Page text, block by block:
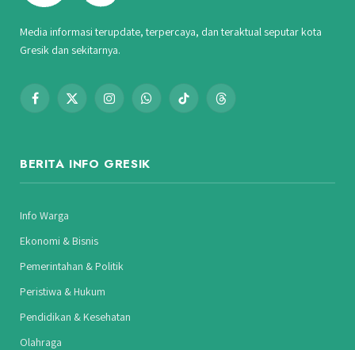
Media informasi terupdate, terpercaya, dan teraktual seputar kota
Gresik dan sekitarnya.
Facebook
X
InstagramWhatsAppTikTok Threads
BERITA INFO GRESIK
Info Warga
Ekonomi & Bisnis
Pemerintahan & Politik
Peristiwa & Hukum
Pendidikan & Kesehatan
Olahraga